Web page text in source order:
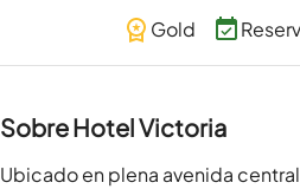
Gold
Sobre Hotel Victoria
Ubicado en plena avenida